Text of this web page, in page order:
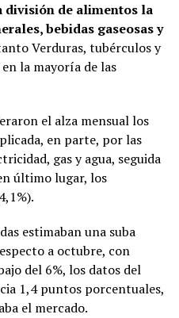
división de alimentos la
bebidas gaseosas y
Verduras, tubérculos y
la mayoría de las
el alza mensual los
en parte, por las
gas y agua, seguida
último lugar, los
estimaban una suba
a octubre, con
del 6%, los datos del
1,4 puntos porcentuales,
el mercado.